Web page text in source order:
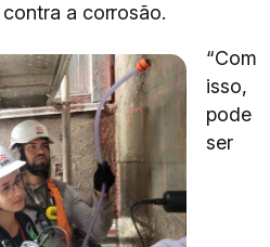
a corrosão.
“Com
isso,
pode
ser